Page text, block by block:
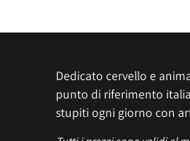
Dedicato cervello e
punto di riferimento
stupiti ogni giorno con